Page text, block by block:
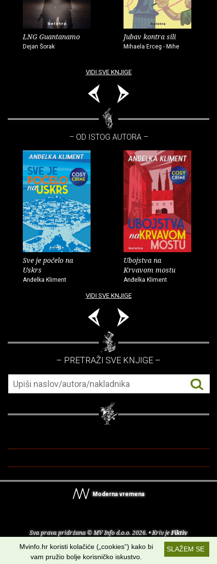
LNG Guantanamo
Dejan Šorak
Jubav kontra sili
Mihaela Erceg - Mihe
VIDI SVE KNJIGE
– OD ISTOG AUTORA –
Sve je počelo na
Uskrs
Anđelka Kliment
Ubojstva na
Krvavom mostu
Anđelka Kliment
VIDI SVE KNJIGE
– PRETRAŽI SVE KNJIGE –
Moderna vremena
Sva prava pridržana © MV Info d.o.o. 2026. • Kriv jeFiktiv
Uvjeti korištenja RSS kanaliSLAŽEM SE
Mvinfo.hr koristi kolačiće („cookies“) kako bi
vam pružio bolje korisničko iskustvo.